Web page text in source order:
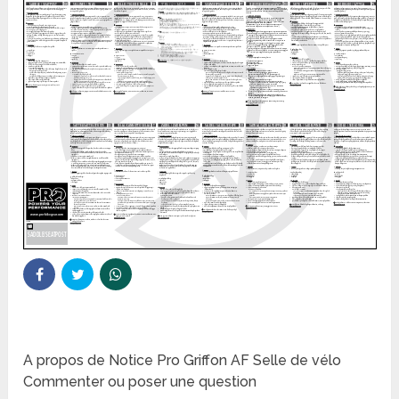
A propos de Notice Pro Griffon AF Selle de vélo
Commenter ou poser une question